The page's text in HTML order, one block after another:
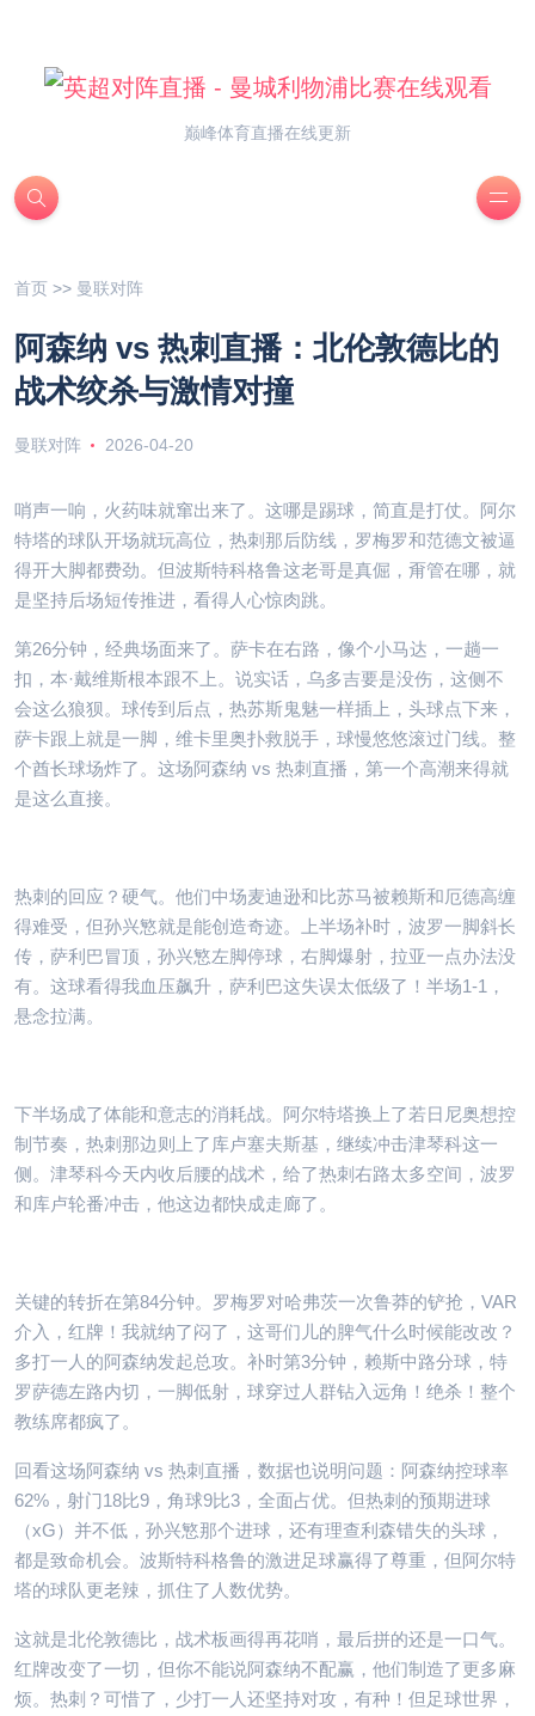
巅峰体育直播在线更新
首页 >> 曼联对阵
阿森纳 vs 热刺直播：北伦敦德比的
战术绞杀与激情对撞
曼联对阵 2026-04-20
哨声一响，火药味就窜出来了。这哪是踢球，简直是打仗。阿尔
特塔的球队开场就玩高位，热刺那后防线，罗梅罗和范德文被逼
得开大脚都费劲。但波斯特科格鲁这老哥是真倔，甭管在哪，就
是坚持后场短传推进，看得人心惊肉跳。
第26分钟，经典场面来了。萨卡在右路，像个小马达，一趟一
扣，本·戴维斯根本跟不上。说实话，乌多吉要是没伤，这侧不
会这么狼狈。球传到后点，热苏斯鬼魅一样插上，头球点下来，
萨卡跟上就是一脚，维卡里奥扑救脱手，球慢悠悠滚过门线。整
个酋长球场炸了。这场阿森纳 vs 热刺直播，第一个高潮来得就
是这么直接。
热刺的回应？硬气。他们中场麦迪逊和比苏马被赖斯和厄德高缠
得难受，但孙兴慜就是能创造奇迹。上半场补时，波罗一脚斜长
传，萨利巴冒顶，孙兴慜左脚停球，右脚爆射，拉亚一点办法没
有。这球看得我血压飙升，萨利巴这失误太低级了！半场1-1，
悬念拉满。
下半场成了体能和意志的消耗战。阿尔特塔换上了若日尼奥想控
制节奏，热刺那边则上了库卢塞夫斯基，继续冲击津琴科这一
侧。津琴科今天内收后腰的战术，给了热刺右路太多空间，波罗
和库卢轮番冲击，他这边都快成走廊了。
关键的转折在第84分钟。罗梅罗对哈弗茨一次鲁莽的铲抢，VAR
介入，红牌！我就纳了闷了，这哥们儿的脾气什么时候能改改？
多打一人的阿森纳发起总攻。补时第3分钟，赖斯中路分球，特
罗萨德左路内切，一脚低射，球穿过人群钻入远角！绝杀！整个
教练席都疯了。
回看这场阿森纳 vs 热刺直播，数据也说明问题：阿森纳控球率
62%，射门18比9，角球9比3，全面占优。但热刺的预期进球
（xG）并不低，孙兴慜那个进球，还有理查利森错失的头球，
都是致命机会。波斯特科格鲁的激进足球赢得了尊重，但阿尔特
塔的球队更老辣，抓住了人数优势。
这就是北伦敦德比，战术板画得再花哨，最后拼的还是一口气。
红牌改变了一切，但你不能说阿森纳不配赢，他们制造了更多麻
烦。热刺？可惜了，少打一人还坚持对攻，有种！但足球世界，